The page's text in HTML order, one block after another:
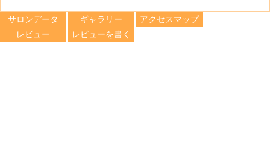
サロンデータ ギャラリー
アクセスマップ
レビュー
レビューを書く